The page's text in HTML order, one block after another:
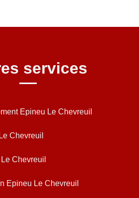
services
Epineu Le Chevreuil
Chevreuil
Chevreuil
Epineu Le Chevreuil